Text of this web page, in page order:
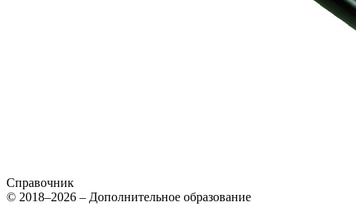
Справочник
© 2018–2026 – Дополнительное образование